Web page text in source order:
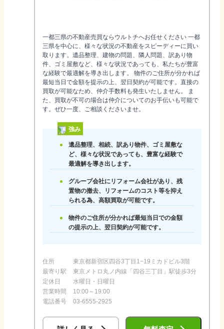
一都三県の不動産売買ならウルトチへお任せください 一都
三県を中心に、様々な状況の不動産をスピーディーに買い
取ります。遺品整理、建物の問題、隣人問題、訳あり物
件、ゴミ屋敷など、様々な状況であっても、私たちが豊富
な経験で最適解を導き出します。 物件のご住所が分かれば
最短当日で金額を提示の上、翌日契約が可能です。直接の
買取が可能なため、仲介手数料も発生いたしません。 ま
た、買取が不可の場合は仲介についてのお手伝いも可能で
す。ぜひ一度、ご相談くださいませ。
強み
遺品整理、相続、訳あり物件、ゴミ屋敷な
ど、様々な状況であっても、豊富な経験で
最適解を導き出します。
グループ会社にリフォーム会社があり、残
置物の撤去、リフォームのコスト等を抑え
られる為、高額買取が可能です。
物件のご住所が分かれば最短当日での金額
の提示の上、翌日契約が可能です。
住所
東京都新宿区四谷3丁目1−19ミカドビル3階
最寄り駅
東京メトロ丸ノ内線「四谷三丁目」駅徒歩3分
定休日
水曜日・日曜日
営業時間
10:00～19:00
電話番号
03-6555-2925